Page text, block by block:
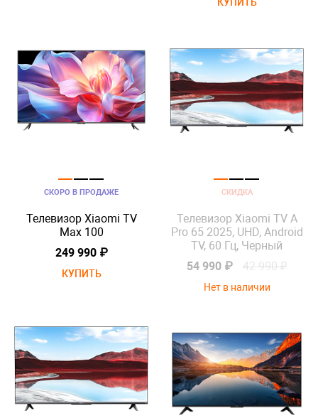
СКОРО В ПРОДАЖЕ
Телевизор Xiaomi TV
Max 100
249 990 ₽
КУПИТЬ
СКИДКА
Телевизор Xiaomi TV A
Pro 65 2025, UHD, Android
TV, 60 Гц, Черный
54 990 ₽
42 990 ₽
Нет в наличии